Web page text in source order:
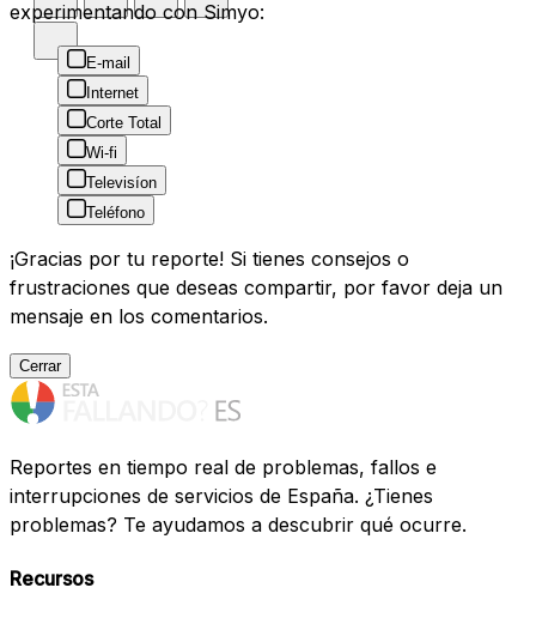
experimentando con Simyo:
E-mail
Internet
Corte Total
Wi-fi
Televisíon
Teléfono
¡Gracias por tu reporte! Si tienes consejos o
frustraciones que deseas compartir, por favor deja un
mensaje en los comentarios.
Cerrar
Reportes en tiempo real de problemas, fallos e
interrupciones de servicios de España. ¿Tienes
problemas? Te ayudamos a descubrir qué ocurre.
Recursos